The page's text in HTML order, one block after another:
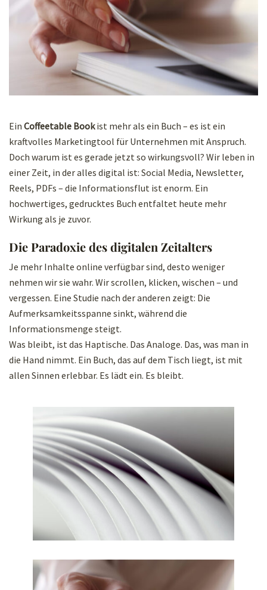
Ein Coffeetable Bookist mehr als ein Buch – es ist ein
kraftvolles Marketingtool für Unternehmen mit Anspruch.
Doch warum ist es gerade jetzt so wirkungsvoll? Wir leben in
einer Zeit, in der alles digital ist: Social Media, Newsletter,
Reels, PDFs – die Informationsflut ist enorm. Ein
hochwertiges, gedrucktes Buch entfaltet heute mehr
Wirkung als je zuvor.
Die Paradoxie des digitalen Zeitalters
Je mehr Inhalte online verfügbar sind, desto weniger
nehmen wir sie wahr. Wir scrollen, klicken, wischen – und
vergessen. Eine Studie nach der anderen zeigt: Die
Aufmerksamkeitsspanne sinkt, während die
Informationsmenge steigt.
Was bleibt, ist das Haptische. Das Analoge. Das, was man in
die Hand nimmt. Ein Buch, das auf dem Tisch liegt, ist mit
allen Sinnen erlebbar. Es lädt ein. Es bleibt.